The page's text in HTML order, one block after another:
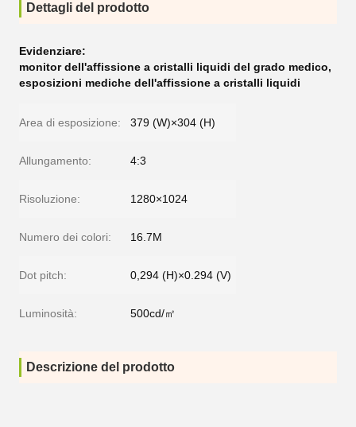
Dettagli del prodotto
Evidenziare:
monitor dell'affissione a cristalli liquidi del grado medico,
esposizioni mediche dell'affissione a cristalli liquidi
Area di esposizione: 379 (W)×304 (H)
Allungamento: 4:3
Risoluzione: 1280×1024
Numero dei colori: 16.7M
Dot pitch: 0,294 (H)×0.294 (V)
Luminosità: 500cd/㎡
Descrizione del prodotto